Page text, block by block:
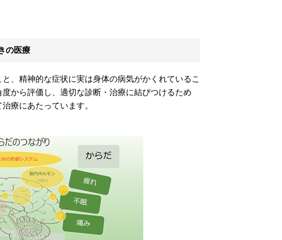
の医療
、精神的な症状に実は身体の病気がかくれているこ
から評価し、適切な診断・治療に結びつけるため
療にあたっています。